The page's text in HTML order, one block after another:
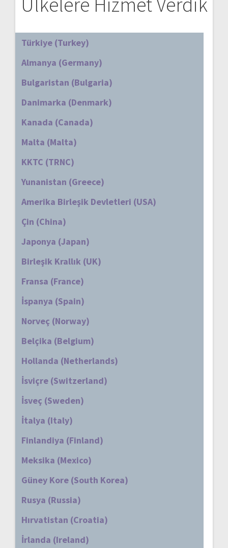
Türkiye (Turkey)
Almanya (Germany)
Bulgaristan (Bulgaria)
Danimarka (Denmark)
Kanada (Canada)
Malta (Malta)
KKTC (TRNC)
Yunanistan (Greece)
Amerika Birleşik Devletleri (USA)
Çin (China)
Japonya (Japan)
Birleşik Krallık (UK)
Fransa (France)
İspanya (Spain)
Norveç (Norway)
Belçika (Belgium)
Hollanda (Netherlands)
İsviçre (Switzerland)
İsveç (Sweden)
İtalya (Italy)
Finlandiya (Finland)
Meksika (Mexico)
Güney Kore (South Korea)
Rusya (Russia)
Hırvatistan (Croatia)
İrlanda (Ireland)